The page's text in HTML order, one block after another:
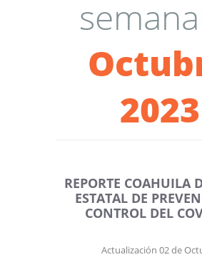
2023
REPORTE COAHUILA
ESTATAL DE
CONTROL DEL
Actualización 02 de